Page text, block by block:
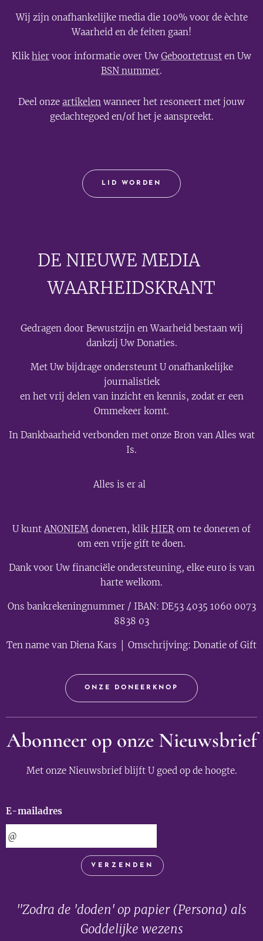
Wij zijn onafhankelijke media die 100% voor de èchte
Waarheid en de feiten gaan!
Klikhier voor informatie over Uw Geboortetrust en Uw
BSN nummer.
Deel onze artikelen wanneer het resoneert met jouw
gedachtegoed en/of het je aanspreekt.
LID WORDEN
DE NIEUWE MEDIA🟣
WAARHEIDSKRANT
Gedragen door Bewustzijn en Waarheid bestaan wij
dankzij Uw Donaties.
Met Uw bijdrage ondersteunt U onafhankelijke
journalistiek
en het vrij delen van inzicht en kennis, zodat er een
Ommekeer komt.
In Dankbaarheid verbonden met onze Bron van Alles wat
Is.
Alles is er al
U kuntANONIEM doneren, klikHIER om te doneren of
om een vrije gift te doen.
Dank voor Uw financiële ondersteuning, elke euro is van
harte welkom.
Ons bankrekeningnummer / IBAN: DE53 4035 1060 0073
8838 03
Ten name van Diena Kars │ Omschrijving: Donatie of Gift
ONZE DONEERKNOP
Abonneer op onze Nieuwsbrief
Met onze Nieuwsbrief blijft U goed op de hoogte.
E-mailadres
VERZENDEN
"Zodra de 'doden' op papier (Persona) als
Goddelijke wezens